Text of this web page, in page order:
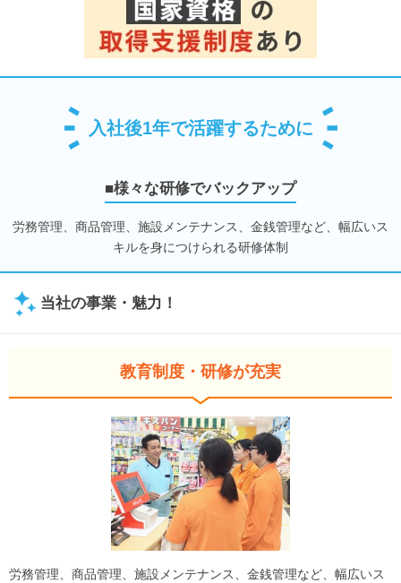
入社後1年で活躍するために
■様々な研修でバックアップ
労務管理、商品管理、施設メンテナンス、金銭管理など、幅広いス
キルを身につけられる研修体制
当社の事業・魅力！
教育制度・研修が充実
労務管理、商品管理、施設メンテナンス、金銭管理など、幅広いス